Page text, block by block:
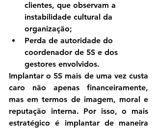
clientes, que observam a
instabilidade cultural da
organização;
Perda de autoridade do
coordenador de 5S e dos
gestores envolvidos.
Implantar o 5S mais de uma vez custa
caro não apenas financeiramente,
mas em termos de imagem, moral e
reputação interna. Por isso, o mais
estratégico é implantar de maneira